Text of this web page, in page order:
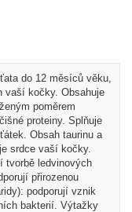
do 12 měsíců věku,
vaší kočky. Obsahuje
poměrem
proteiny. Splňuje
Obsah taurinu a
srdce vaší kočky.
tvorbě ledvinových
přirozenou
podporují vznik
bakterií. Výtažky